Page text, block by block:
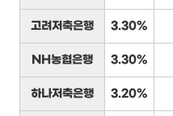
고려저축은행 3.30%
NH농협은행 3.30%
하나저축은행 3.20%